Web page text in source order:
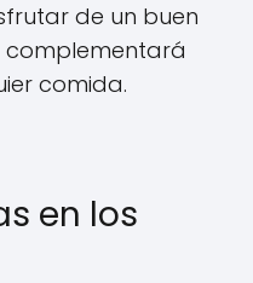
de un buen
complementará
comida.
en los